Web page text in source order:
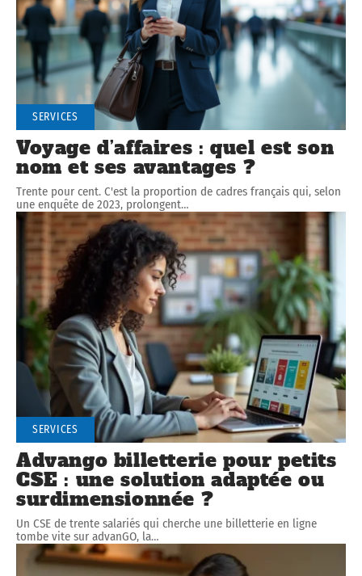
SERVICES
Voyage d’affaires : quel est son
nom et ses avantages ?
Trente pour cent. C'est la proportion de cadres français qui, selon
une enquête de 2023, prolongent…
SERVICES
Advango billetterie pour petits
CSE : une solution adaptée ou
surdimensionnée ?
Un CSE de trente salariés qui cherche une billetterie en ligne
tombe vite sur advanGO, la…